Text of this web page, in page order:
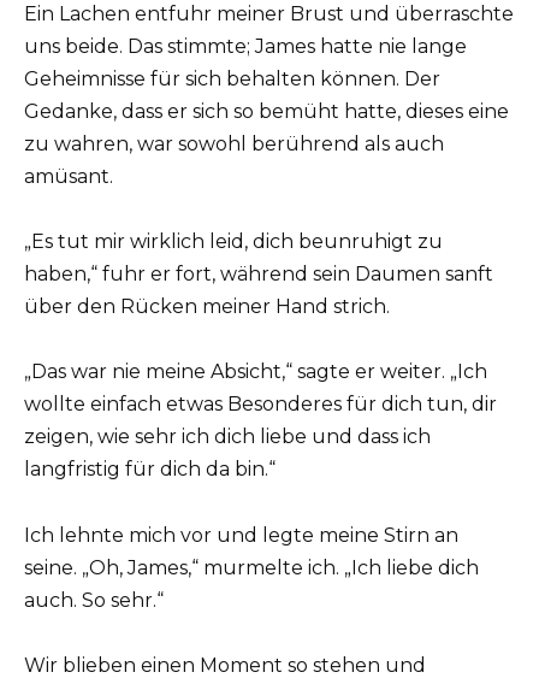
Ein Lachen entfuhr meiner Brust und überraschte
uns beide. Das stimmte; James hatte nie lange
Geheimnisse für sich behalten können. Der
Gedanke, dass er sich so bemüht hatte, dieses eine
zu wahren, war sowohl berührend als auch
amüsant.
„Es tut mir wirklich leid, dich beunruhigt zu
haben,“ fuhr er fort, während sein Daumen sanft
über den Rücken meiner Hand strich.
„Das war nie meine Absicht,“ sagte er weiter. „Ich
wollte einfach etwas Besonderes für dich tun, dir
zeigen, wie sehr ich dich liebe und dass ich
langfristig für dich da bin.“
Ich lehnte mich vor und legte meine Stirn an
seine. „Oh, James,“ murmelte ich. „Ich liebe dich
auch. So sehr.“
Wir blieben einen Moment so stehen und